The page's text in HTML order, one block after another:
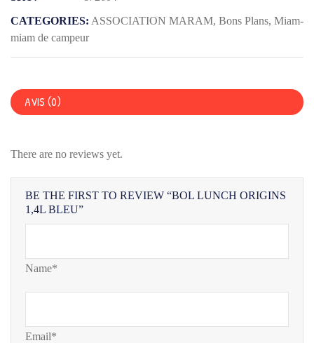
1,4L
BLEU
CATEGORIES: ASSOCIATION MARAM, Bons Plans, Miam-
miam de campeur
AVIS (0)
There are no reviews yet.
BE THE FIRST TO REVIEW “BOL LUNCH ORIGINS
1,4L BLEU”
Name*
Email*